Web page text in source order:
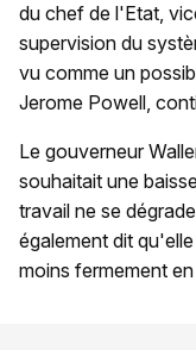
du chef de l'Etat,
supervision du
vu comme un
Jerome Powell,
Le gouverneur
souhaitait une
travail ne se
également dit
moins fermement